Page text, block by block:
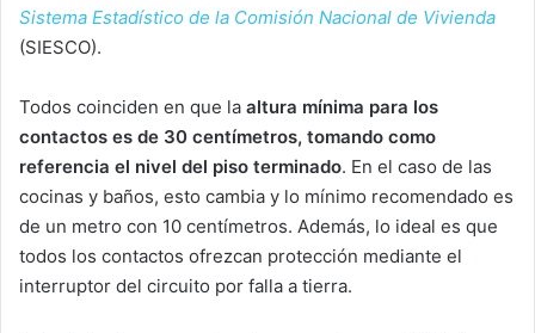
Sistema Estadístico de la Comisión Nacional de Vivienda
(SIESCO).
Todos coinciden en que la altura mínima para los
contactos es de 30 centímetros, tomando como
referencia el nivel del piso terminado. En el caso de las
cocinas y baños, esto cambia y lo mínimo recomendado es
de un metro con 10 centímetros. Además, lo ideal es que
todos los contactos ofrezcan protección mediante el
interruptor del circuito por falla a tierra.